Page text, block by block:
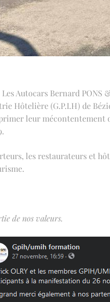
Autocars Bernard
Hôtelière (G.P.I.H) de
leur mécontentement
les restaurateurs et
de nos valeurs.